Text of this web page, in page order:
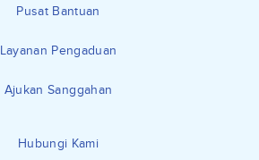
Pusat Bantuan
Layanan Pengaduan
Ajukan Sanggahan
Hubungi Kami